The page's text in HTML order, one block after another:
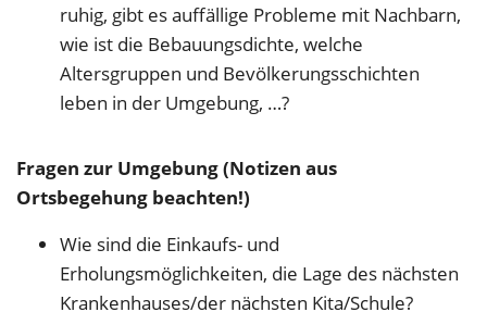
ruhig, gibt es auffällige Probleme mit Nachbarn,
wie ist die Bebauungsdichte, welche
Altersgruppen und Bevölkerungsschichten
leben in der Umgebung, …?
Fragen zur Umgebung (Notizen aus
Ortsbegehung beachten!)
Wie sind die Einkaufs- und
Erholungsmöglichkeiten, die Lage des nächsten
Krankenhauses/der nächsten Kita/Schule?